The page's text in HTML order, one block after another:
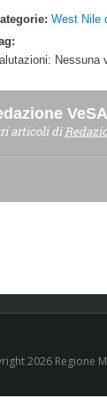
West Nile
Nessuna
VeSA
articoli di
2026 Regione